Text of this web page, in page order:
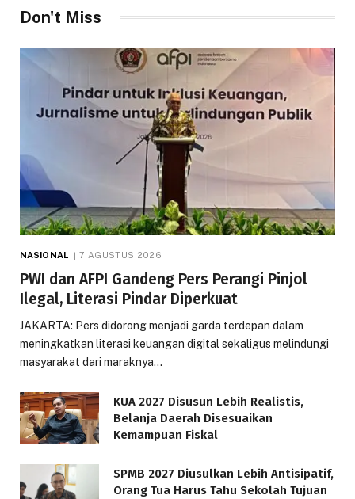
Don't Miss
NASIONAL 7 AGUSTUS 2026
PWI dan AFPI Gandeng Pers Perangi Pinjol
Ilegal, Literasi Pindar Diperkuat
JAKARTA: Pers didorong menjadi garda terdepan dalam
meningkatkan literasi keuangan digital sekaligus melindungi
masyarakat dari maraknya…
KUA 2027 Disusun Lebih Realistis,
Belanja Daerah Disesuaikan
Kemampuan Fiskal
SPMB 2027 Diusulkan Lebih Antisipatif,
Orang Tua Harus Tahu Sekolah Tujuan